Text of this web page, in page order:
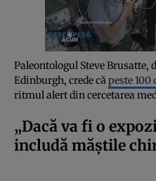
Paleontologul Steve Brusatte,
Edinburgh, crede căpeste 100
ritmul alert din cercetarea
„Dacă va fi o
includă măștile